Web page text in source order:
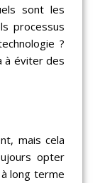
sont les
processus
?
à éviter des
mais cela
opter
long terme